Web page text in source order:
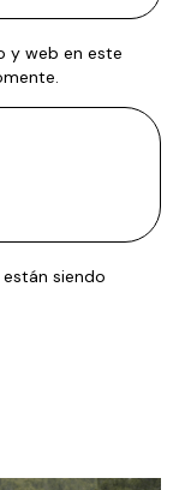
y web en este
siendo